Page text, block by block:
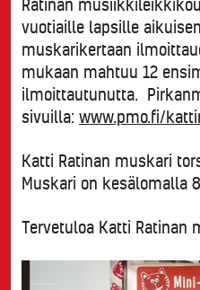
Ratinan
vuotiaille lapsille
muskarikertaan
mukaan mahtuu 12
ilmoittautunutta.
sivuilla: www.pmo.fi/
Katti Ratinan muskari
Muskari on kesälomalla
Tervetuloa Katti Ratinan